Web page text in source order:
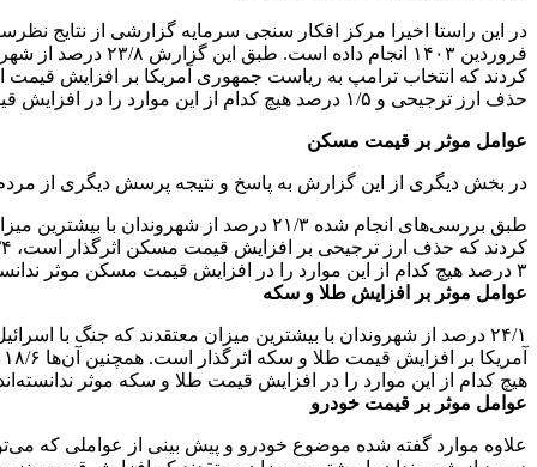
حذف ارز ترجیحی و ۱/۵ درصد هیچ کدام از این موارد را در افزایش قیمت ارز موثر ندانسته‌اند.
عوامل موثر بر قیمت مسکن
در بخش دیگری از این گزارش به پاسخ و نتیجه پرسش دیگری از مردم مبنی بر
۳ درصد هیچ کدام از این موارد را در افزایش قیمت مسکن موثر ندانسته‌اند.
عوامل موثر بر افزایش طلا و سکه
هیچ کدام از این موارد را در افزایش قیمت طلا و سکه موثر
عوامل موثر بر قیمت خودرو